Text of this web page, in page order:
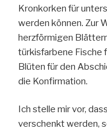
Kronkorken für
werden können. Zur
herzförmigen
türkisfarbene Fische
Blüten für den
die Konfirmation.
Ich stelle mir vor,
verschenkt werden,